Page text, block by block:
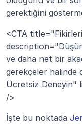
gerektiğini
<CTA
ve daha net bir
gerekçeler halinde
Ücretsiz Deneyin"
/>
İşte bu noktada